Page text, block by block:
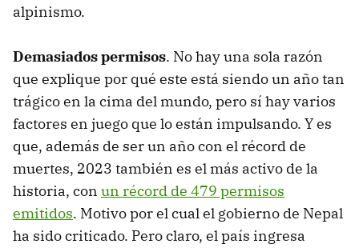
alpinismo.
Demasiados permisos. No hay una sola razón
que explique por qué este está siendo un año tan
trágico en la cima del mundo, pero sí hay varios
factores en juego que lo están impulsando. Y es
que, además de ser un año con el récord de
muertes, 2023 también es el más activo de la
historia, con un récord de 479 permisos
emitidos. Motivo por el cual el gobierno de Nepal
ha sido criticado. Pero claro, el país ingresa